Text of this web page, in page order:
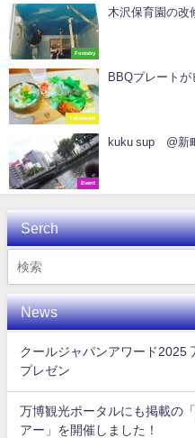
Forestry
木沢保育園の改
Tableware
BBQプレートが
Event
kuku sup @新
Serch
News
クールジャパンアワード2025
プレゼン
万博観光ポータルにも掲載の
アー」を開催しました！